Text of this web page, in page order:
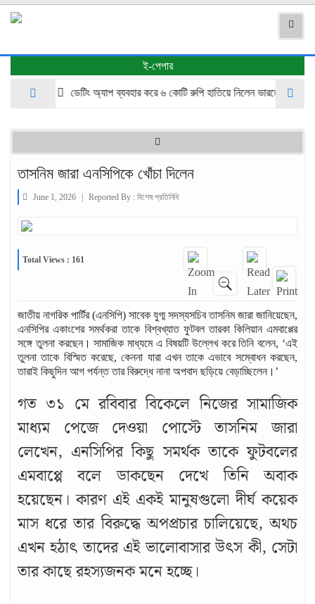
ই-পেপার
ডেটিং অ্যাপ ব্যবহার করে ৬ কোটি রুপি হাতিয়ে নিলেন ভারতের এক নারী -
তাসনিম জারা এনসিপিকে খোঁচা দিলেন
June 1, 2026 Reported By : বিশেষ প্রতিনিধি
Total Views : 161
জাতীয় নাগরিক পার্টির (এনসিপি) সাবেক যুগ্ম সদস্যসচিব তাসনিম জারা জানিয়েছেন,
এনসিপির একাংশের সমর্থকরা তাকে বিশ্বখ্যাত ফুটবল তারকা কিলিয়ান এমবাপ্পের
সঙ্গে তুলনা করছেন। সামাজিক মাধ্যমে এ বিষয়টি উল্লেখ করে তিনি বলেন, ‘এই
তুলনা তাকে বিস্মিত করেছে, কেননা যারা এখন তাকে এভাবে সম্বোধন করছেন,
তারাই কিছুদিন আগ পর্যন্ত তার বিরুদ্ধে নানা অপবাদ ছড়িয়ে বেড়াচ্ছিলেন।’
গত ৩১ মে রবিবার বিকেলে নিজের সামাজিক
মাধ্যম পেজে দেওয়া পোস্টে তাসনিম জারা
লেখেন, এনসিপির কিছু সমর্থক তাকে ফুটবলের
এমবাপ্পে বলে ডাকছেন দেখে তিনি অবাক
হয়েছেন। কারণ এই একই মানুষগুলো দীর্ঘ কয়েক
মাস ধরে তার বিরুদ্ধে অপপ্রচার চালিয়েছে, অথচ
এখন হঠাৎ তাদের এই ভালোবাসার উৎস কী, সেটা
তার কাছে রহস্যজনক মনে হচ্ছে।